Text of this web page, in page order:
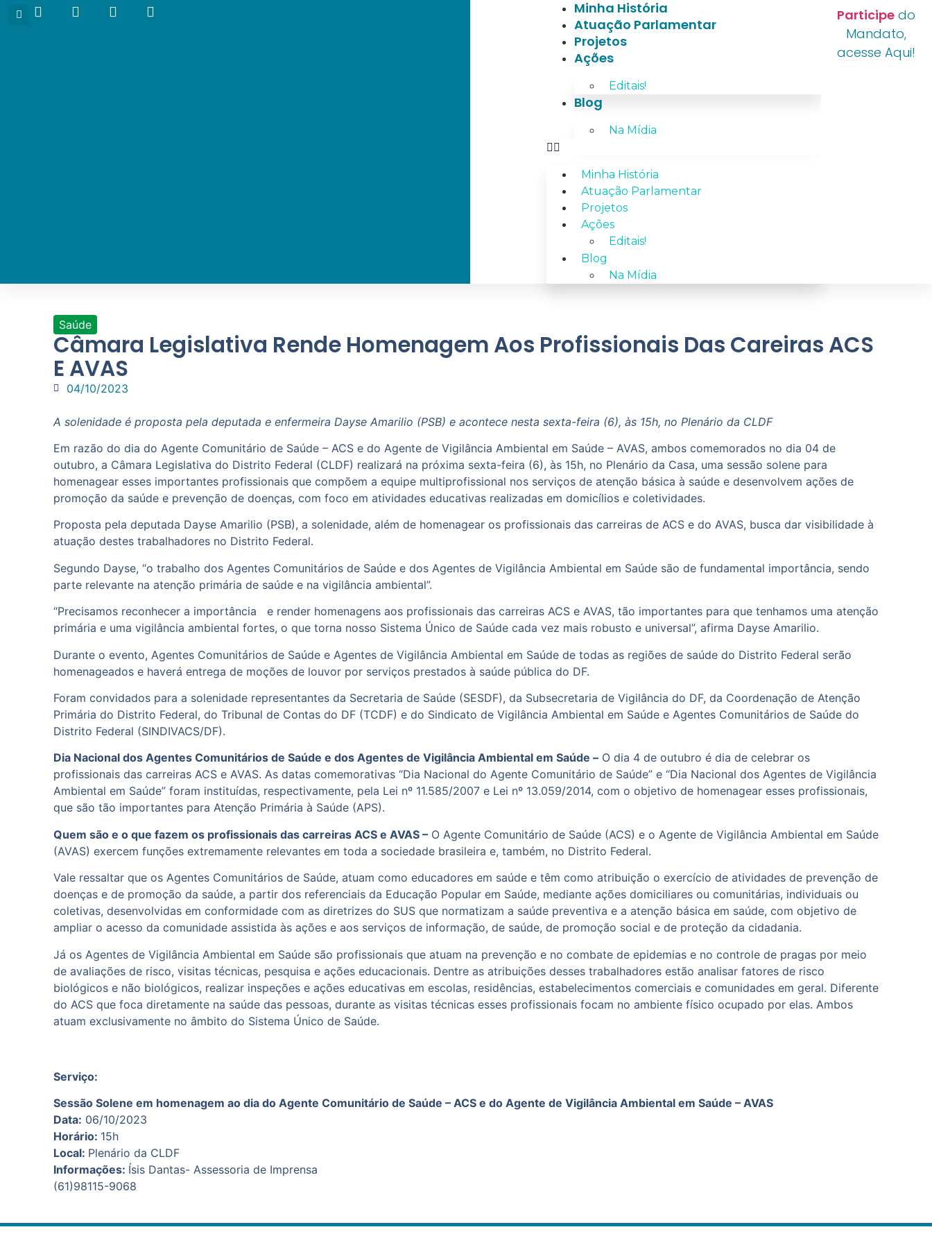
Minha História
Atuação Parlamentar
Projetos
Ações
Editais!
Blog
Na Mídia
Minha História
Atuação Parlamentar
Projetos
Ações
Editais!
Blog
Na Mídia
Participe do
Mandato,
acesse Aqui!
Saúde
Câmara Legislativa Rende Homenagem Aos Profissionais Das Careiras ACS
E AVAS
04/10/2023
A solenidade é proposta pela deputada e enfermeira Dayse Amarilio (PSB) e acontece nesta sexta-feira (6), às 15h, no Plenário da CLDF
Em razão do dia do Agente Comunitário de Saúde – ACS e do Agente de Vigilância Ambiental em Saúde – AVAS, ambos comemorados no dia 04 de
outubro, a Câmara Legislativa do Distrito Federal (CLDF) realizará na próxima sexta-feira (6), às 15h, no Plenário da Casa, uma sessão solene para
homenagear esses importantes profissionais que compõem a equipe multiprofissional nos serviços de atenção básica à saúde e desenvolvem ações de
promoção da saúde e prevenção de doenças, com foco em atividades educativas realizadas em domicílios e coletividades.
Proposta pela deputada Dayse Amarilio (PSB), a solenidade, além de homenagear os profissionais das carreiras de ACS e do AVAS, busca dar visibilidade à
atuação destes trabalhadores no Distrito Federal.
Segundo Dayse, “o trabalho dos Agentes Comunitários de Saúde e dos Agentes de Vigilância Ambiental em Saúde são de fundamental importância, sendo
parte relevante na atenção primária de saúde e na vigilância ambiental”.
“Precisamos reconhecer a importância e render homenagens aos profissionais das carreiras ACS e AVAS, tão importantes para que tenhamos uma atenção
primária e uma vigilância ambiental fortes, o que torna nosso Sistema Único de Saúde cada vez mais robusto e universal”, afirma Dayse Amarilio.
Durante o evento, Agentes Comunitários de Saúde e Agentes de Vigilância Ambiental em Saúde de todas as regiões de saúde do Distrito Federal serão
homenageados e haverá entrega de moções de louvor por serviços prestados à saúde pública do DF.
Foram convidados para a solenidade representantes da Secretaria de Saúde (SESDF), da Subsecretaria de Vigilância do DF, da Coordenação de Atenção
Primária do Distrito Federal, do Tribunal de Contas do DF (TCDF) e do Sindicato de Vigilância Ambiental em Saúde e Agentes Comunitários de Saúde do
Distrito Federal (SINDIVACS/DF).
Dia Nacional dos Agentes Comunitários de Saúde e dos Agentes de Vigilância Ambiental em Saúde – O dia 4 de outubro é dia de celebrar os
profissionais das carreiras ACS e AVAS. As datas comemorativas “Dia Nacional do Agente Comunitário de Saúde” e “Dia Nacional dos Agentes de Vigilância
Ambiental em Saúde” foram instituídas, respectivamente, pela Lei nº 11.585/2007 e Lei nº 13.059/2014, com o objetivo de homenagear esses profissionais,
que são tão importantes para Atenção Primária à Saúde (APS).
Quem são e o que fazem os profissionais das carreiras ACS e AVAS – O Agente Comunitário de Saúde (ACS) e o Agente de Vigilância Ambiental em Saúde
(AVAS) exercem funções extremamente relevantes em toda a sociedade brasileira e, também, no Distrito Federal.
Vale ressaltar que os Agentes Comunitários de Saúde, atuam como educadores em saúde e têm como atribuição o exercício de atividades de prevenção de
doenças e de promoção da saúde, a partir dos referenciais da Educação Popular em Saúde, mediante ações domiciliares ou comunitárias, individuais ou
coletivas, desenvolvidas em conformidade com as diretrizes do SUS que normatizam a saúde preventiva e a atenção básica em saúde, com objetivo de
ampliar o acesso da comunidade assistida às ações e aos serviços de informação, de saúde, de promoção social e de proteção da cidadania.
Já os Agentes de Vigilância Ambiental em Saúde são profissionais que atuam na prevenção e no combate de epidemias e no controle de pragas por meio
de avaliações de risco, visitas técnicas, pesquisa e ações educacionais. Dentre as atribuições desses trabalhadores estão analisar fatores de risco
biológicos e não biológicos, realizar inspeções e ações educativas em escolas, residências, estabelecimentos comerciais e comunidades em geral. Diferente
do ACS que foca diretamente na saúde das pessoas, durante as visitas técnicas esses profissionais focam no ambiente físico ocupado por elas. Ambos
atuam exclusivamente no âmbito do Sistema Único de Saúde.
Serviço:
Sessão Solene em homenagem ao dia do Agente Comunitário de Saúde – ACS e do Agente de Vigilância Ambiental em Saúde – AVAS
Data: 06/10/2023
Horário: 15h
Local: Plenário da CLDF
Informações: Ísis Dantas- Assessoria de Imprensa
(61)98115-9068